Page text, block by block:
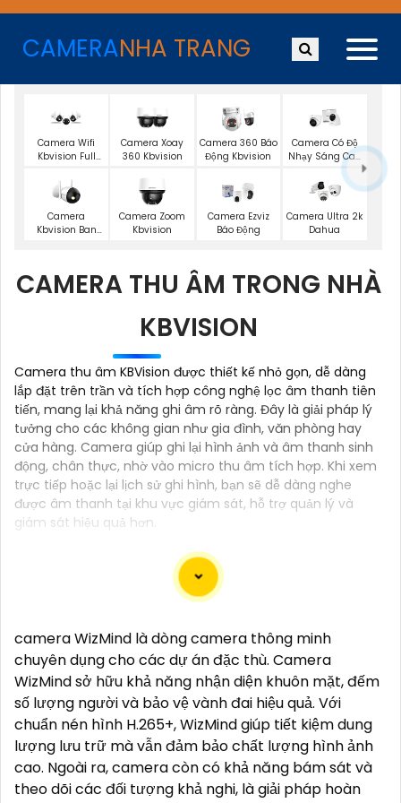
CAMERANHA TRANG
Camera Wifi
Kbvision Full
Camera Xoay
360 Kbvision
Camera 360 Báo
Động Kbvision
Camera Có Độ
Nhạy Sáng Cao
Camera
Kbvision Ban
Camera Zoom
Kbvision
Camera Ezviz
Báo Động
Camera Ultra 2k
Dahua
CAMERA THU ÂM TRONG NHÀ
KBVISION
Camera thu âm KBVision được thiết kế nhỏ gọn, dễ dàng
lắp đặt trên trần và tích hợp công nghệ lọc âm thanh tiên
tiến, mang lại khả năng ghi âm rõ ràng. Đây là giải pháp lý
tưởng cho các không gian như gia đình, văn phòng hay
cửa hàng. Camera giúp ghi lại hình ảnh và âm thanh sinh
động, chân thực, nhờ vào micro thu âm tích hợp. Khi xem
trực tiếp hoặc lại lịch sử ghi hình, bạn sẽ dễ dàng nghe
được âm thanh tại khu vực giám sát, hỗ trợ quản lý và
giám sát hiệu quả hơn.
giám sát và theo dõi từ xa. Với khả năng zoom 25X,
bạn có thể quan sát chi tiết và rõ nét hơn mà không
cần tiến cận gần.
Camera Zoom 25X cung cấp hình ảnh chất lượng
cao, sắc nét và rõ ràng ngay cả khi zoom xa. Những
trang bị mới được tích hợp đem lại lợi ích cho bạn
theo dõi những vị trí xa một cách dễ dàng và chính
xác.
camera WizMind là dòng camera thông minh
chuyên dụng cho các dự án đặc thù. Camera
WizMind sở hữu khả năng nhận diện khuôn mặt, đếm
số lượng người và bảo vệ vành đai hiệu quả. Với
chuẩn nén hình H.265+, WizMind giúp tiết kiệm dung
lượng lưu trữ mà vẫn đảm bảo chất lượng hình ảnh
cao. Ngoài ra, camera còn có khả năng bám sát và
theo dõi các đối tượng khả nghi, là giải pháp hoàn